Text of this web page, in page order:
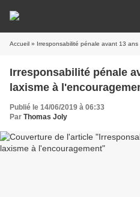
Accueil » Irresponsabilité pénale avant 13
Irresponsabilité pénale
laxisme à
Publié le 14/06/2019 à 06:33
Par Thomas Joly